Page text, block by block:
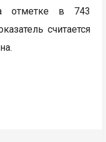
отметке в 743
считается